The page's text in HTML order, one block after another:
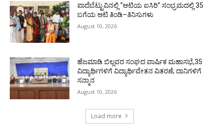
ಪಾದೆಬೆಟ್ಟುವಿನಲ್ಲಿ “ಆಟಿಯ ಐಸಿರಿ’’ ಸಂಭ್ರಮದಲ್ಲಿ 35
ಬಗೆಯ ಆಟಿ ತಿಂಡಿ–ತಿನಿಸುಗಳು
August 10, 2026
ಹೆಜಮಾಡಿ ಬಿಲ್ಲವರ ಸಂಘದ ವಾರ್ಷಿಕ ಮಹಾಸಭೆ,35
ವಿದ್ಯಾರ್ಥಿಗಳಿಗೆ ವಿದ್ಯಾರ್ಥಿವೇತನ ವಿತರಣೆ; ದಾನಿಗಳಿಗೆ
ಸನ್ಮಾನ
August 10, 2026
Load more